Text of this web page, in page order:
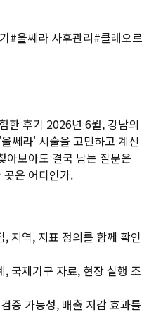
#울쎄라 사후관리#클레오르
한 후기 2026년 6월, 강남의
쎄라' 시술을 고민하고 계신
아보아도 결국 남는 질문은
은 어디인가.
, 지역, 지표 정의를 함께 확인
국제기구 자료, 현장 실행 조
증 가능성, 배출 저감 효과를